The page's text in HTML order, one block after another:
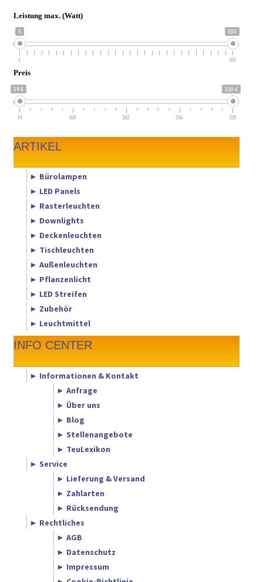
Leistung max. (Watt)
5 500
5 500
Preis
34 € 330 €
34 108 182 256 330
ARTIKEL
► Bürolampen
► LED Panels
► Rasterleuchten
► Downlights
► Deckenleuchten
► Tischleuchten
► Außenleuchten
► Pflanzenlicht
► LED Streifen
► Zubehör
► Leuchtmittel
INFO CENTER
► Informationen & Kontakt
► Anfrage
► Über uns
► Blog
► Stellenangebote
► TeuLexikon
► Service
► Lieferung & Versand
► Zahlarten
► Rücksendung
► Rechtliches
► AGB
► Datenschutz
► Impressum